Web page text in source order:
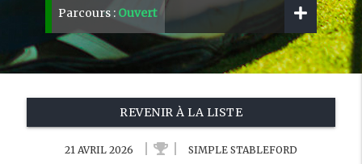
Parcours : Ouvert
REVENIR À LA LISTE
21 AVRIL 2026 SIMPLE STABLEFORD